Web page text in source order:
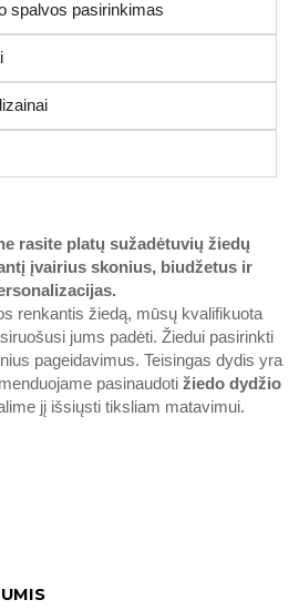
spalvos pasirinkimas
rasite platų sužadėtuvių žiedų
įvairius skonius, biudžetus ir
renkantis žiedą, mūsų kvalifikuota
jums padėti. Žiedui pasirinkti
pageidavimus. Teisingas dydis yra
pasinaudoti žiedo dydžio
jį išsiųsti tiksliam matavimui.